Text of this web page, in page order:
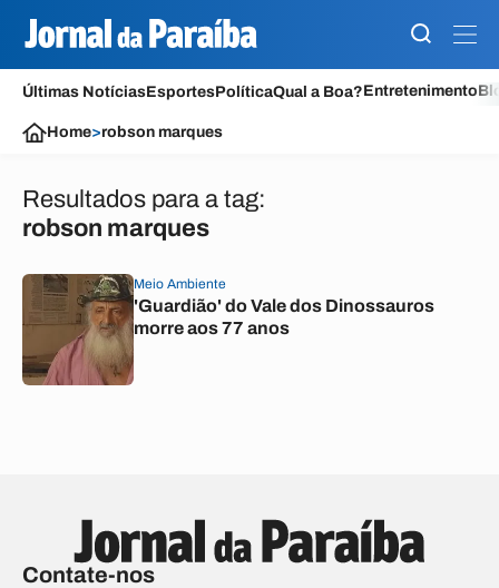
Últimas NotíciasEsportesPolíticaQual a Boa?Entretenimento
Home>robson marques
Resultados para a tag:
robson marques
Meio Ambiente
'Guardião' do Vale dos Dinossauros
morre aos 77 anos
Contate-nos